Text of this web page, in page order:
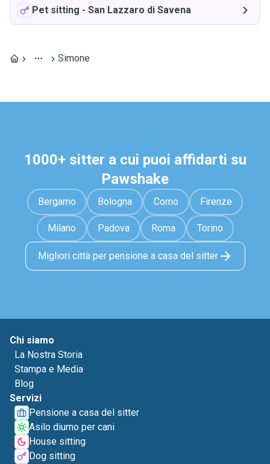
Pet sitting - San Lazzaro di Savena
Simone
1000+ sitter a cui puoi affidarti su
Pawshake
Bergamo Bologna Como Firenze
Milano Padova Roma Torino
Migliori città per pensione a casa del sitter
Chi siamo
La Nostra Storia
Stampa e Media
Blog
Servizi
Pensione a casa del sitter
Asilo diurno per cani
House sitting
Dog sitting